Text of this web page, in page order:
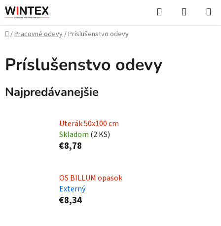
Prejsť
na
obsah
Hľadať
KOŠÍK
Domov
/Pracovné odevy/Príslušenstvo odevy
Príslušenstvo odevy
Najpredávanejšie
Uterák 50x100 cm
Skladom (2 KS)
€8,78
OS BILLUM opasok
Externý
€8,34